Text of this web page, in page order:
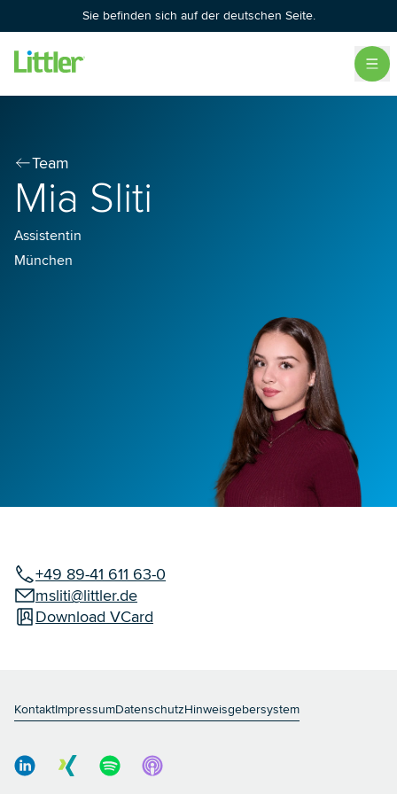
Sie befinden sich auf der deutschen Seite.
Team
Mia Sliti
Assistentin
München
+49 89-41 611 63-0
msliti@littler.de
Download VCard
KontaktImpressumDatenschutzHinweisgebersystem